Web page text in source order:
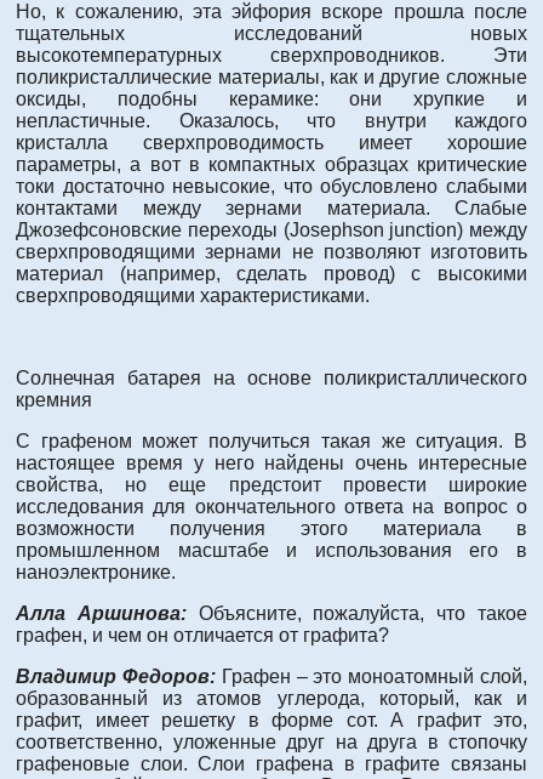
Но, к сожалению, эта эйфория вскоре прошла после
тщательных исследований новых
высокотемпературных сверхпроводников. Эти
поликристаллические материалы, как и другие сложные
оксиды, подобны керамике: они хрупкие и
непластичные. Оказалось, что внутри каждого
кристалла сверхпроводимость имеет хорошие
параметры, а вот в компактных образцах критические
токи достаточно невысокие, что обусловлено слабыми
контактами между зернами материала. Слабые
Джозефсоновские переходы (Josephson junction) между
сверхпроводящими зернами не позволяют изготовить
материал (например, сделать провод) с высокими
сверхпроводящими характеристиками.
Солнечная батарея на основе поликристаллического
кремния
С графеном может получиться такая же ситуация. В
настоящее время у него найдены очень интересные
свойства, но еще предстоит провести широкие
исследования для окончательного ответа на вопрос о
возможности получения этого материала в
промышленном масштабе и использования его в
наноэлектронике.
Алла Аршинова:Объясните, пожалуйста, что такое
графен, и чем он отличается от графита?
Владимир Федоров:Графен – это моноатомный слой,
образованный из атомов углерода, который, как и
графит, имеет решетку в форме сот. А графит это,
соответственно, уложенные друг на друга в стопочку
графеновые слои. Слои графена в графите связаны